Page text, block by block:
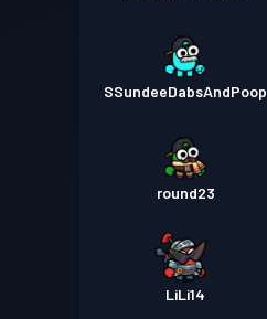
SSundeeDabsAndPoop
round23
LiLi14